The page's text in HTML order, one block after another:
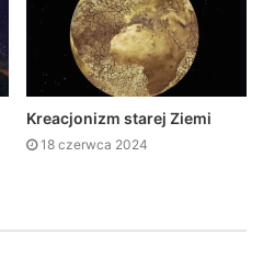
Kreacjonizm starej Ziemi
18 czerwca 2024